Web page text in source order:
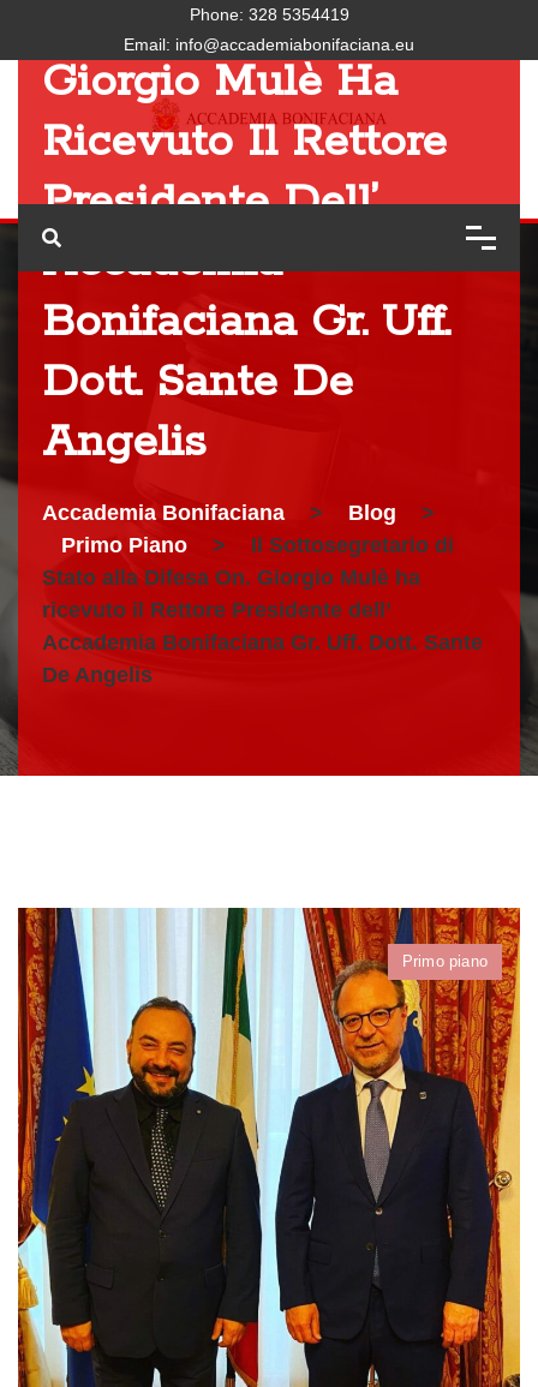
Phone: 328 5354419
Email: info@accademiabonifaciana.eu
Stato Alla Difesa On.
Giorgio Mulè Ha
Ricevuto Il Rettore
Presidente Dell’
Accademia
Bonifaciana Gr. Uff.
Dott. Sante De
Angelis
Accademia Bonifaciana > Blog
>
Primo Piano
>
Il Sottosegretario di
Stato alla Difesa On. Giorgio Mulè ha
ricevuto il Rettore Presidente dell’
Accademia Bonifaciana Gr. Uff. Dott. Sante
De Angelis
Primo piano